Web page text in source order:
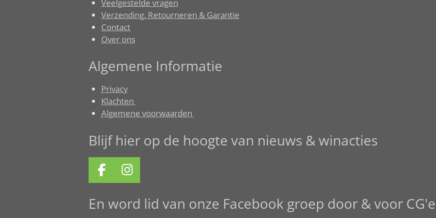
Veelgestelde vragen
Verzending, Retourneren & Garantie
Contact
Over ons
Algemene Informatie
Privacy
Klachten
Algemene voorwaarden
Blijf hier op de hoogte van nieuws & winacties
F
a
c
e
I
n
s
t
En word lid van onze Facebook groep door & voor